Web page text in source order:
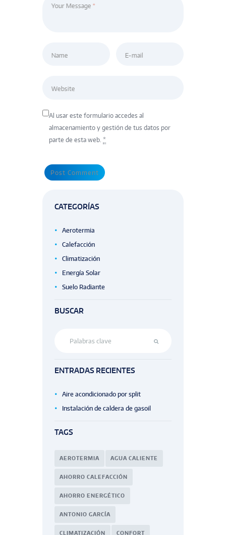
Your Message
Name E-mail
Website
Al usar este formulario accedes al
almacenamiento y gestión de tus datos por
parte de esta web. *
CATEGORÍAS
Aerotermia
Calefacción
Climatización
Energía Solar
Suelo Radiante
BUSCAR
ENTRADAS RECIENTES
Aire acondicionado por split
Instalación de caldera de gasoil
TAGS
AEROTERMIA AGUA CALIENTE
AHORRO CALEFACCIÓN
AHORRO ENERGÉTICO
ANTONIO GARCÍA
CLIMATIZACIÓN CONFORT